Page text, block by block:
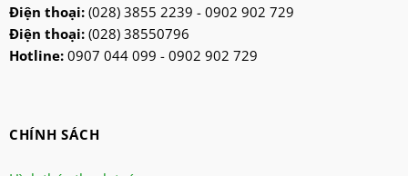
Mitsubishi
nanoco
ninosun
oulai
Panasonic
Điện thoại: (028) 3855 2239 - 0902 902 729
Điện thoại: (028) 38550796
Hotline:0907 044 099 - 0902 902 729
CHÍNH SÁCH